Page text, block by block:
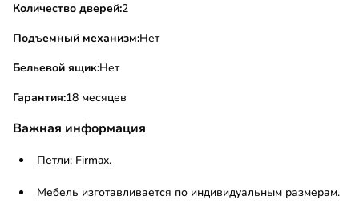
Количество дверей:2
Подъемный механизм:Нет
Бельевой ящик:Нет
Гарантия:18 месяцев
Важная информация
Петли: Firmax.
Мебель изготавливается по индивидуальным размерам.